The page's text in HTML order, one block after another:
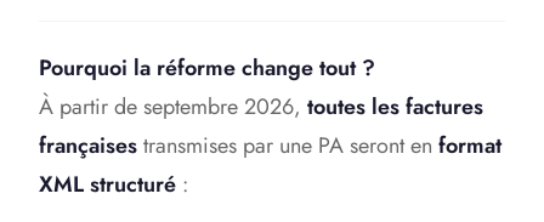
Pourquoi la réforme change tout ?
À partir de septembre 2026, toutes les factures
françaisestransmises par une PA seront en format
XML structuré :